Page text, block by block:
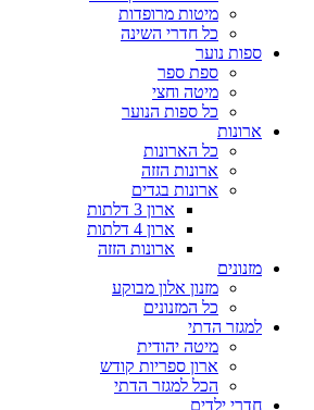
מיטות מרופדות
כל חדרי השינה
ספות נוער
ספת ספר
מיטה וחצי
כל ספות הנוער
ארונות
כל הארונות
ארונות הזזה
ארונות בגדים
ארון 3 דלתות
ארון 4 דלתות
ארונות הזזה
מזנונים
מזנון אלון מבוקע
כל המזנונים
למגזר הדתי
מיטה יהודית
ארון ספריות קודש
הכל למגזר הדתי
חדרי ילדים